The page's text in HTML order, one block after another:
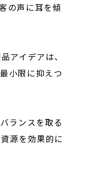
の声に耳を傾
アイデアは、
小限に抑えつ
ランスを取る
源を効果的に